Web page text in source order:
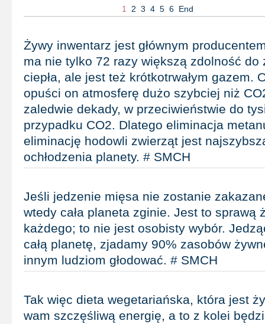
1
2 3 4 5 6 End
Żywy inwentarz jest głównym
ma nie tylko 72 razy większą zdolność do
ciepła, ale jest też krótkotrwałym gazem.
opuści on atmosferę dużo szybciej niż
zaledwie dekady, w przeciwieństwie do
przypadku CO2. Dlatego eliminacja
eliminację hodowli zwierząt jest
ochłodzenia planety. # SMCH
Jeśli jedzenie mięsa nie zostanie
wtedy cała planeta zginie. Jest to sprawą
każdego; to nie jest osobisty wybór.
całą planetę, zjadamy 90% zasobów
innym ludziom głodować. # SMCH
Tak więc dieta wegetariańska, która jest
wam szczęśliwą energię, a to z kolei